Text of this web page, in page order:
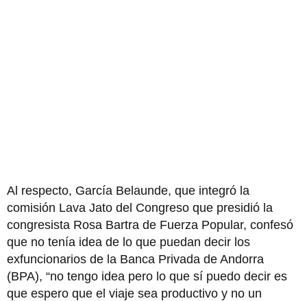
Al respecto, García Belaunde, que integró la
comisión Lava Jato del Congreso que presidió la
congresista Rosa Bartra de Fuerza Popular, confesó
que no tenía idea de lo que puedan decir los
exfuncionarios de la Banca Privada de Andorra
(BPA), “no tengo idea pero lo que sí puedo decir es
que espero que el viaje sea productivo y no un